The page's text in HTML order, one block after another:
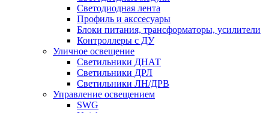
Светодиодная лента
Профиль и акссесуары
Блоки питания, трансформаторы, усилители
Контроллеры с ДУ
Уличное освещение
Светильники ДНАТ
Светильники ДРЛ
Светильники ЛН/ДРВ
Управление освещением
SWG